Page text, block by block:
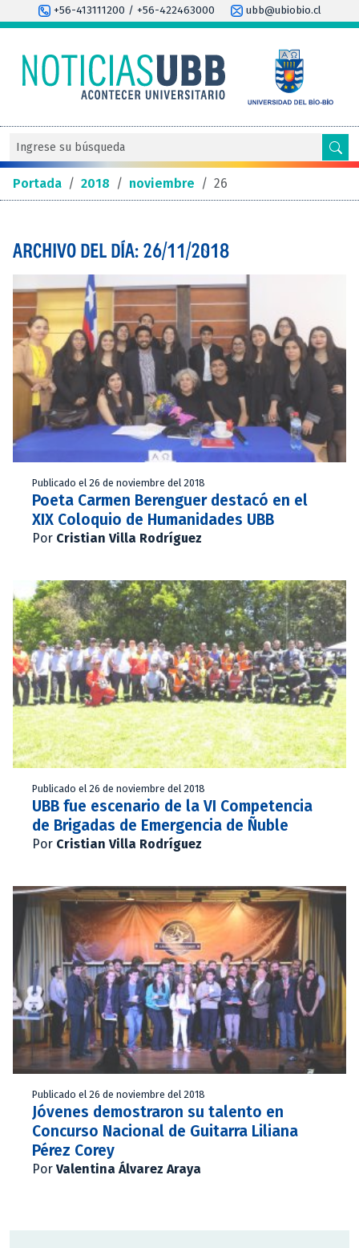
+56-413111200 / +56-422463000 ubb@ubiobio.cl
Portada / 2018 / noviembre / 26
ARCHIVO DEL DÍA: 26/11/2018
Publicado el 26 de noviembre del 2018
Poeta Carmen Berenguer destacó en el
XIX Coloquio de Humanidades UBB
Por Cristian Villa Rodríguez
Publicado el 26 de noviembre del 2018
UBB fue escenario de la VI Competencia
de Brigadas de Emergencia de Ñuble
Por Cristian Villa Rodríguez
Publicado el 26 de noviembre del 2018
Jóvenes demostraron su talento en
Concurso Nacional de Guitarra Liliana
Pérez Corey
Por Valentina Álvarez Araya